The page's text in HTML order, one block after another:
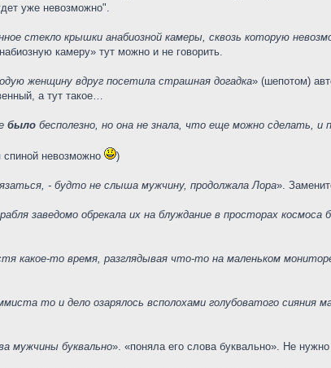
уже невозможно".
стекло крышки анабиозной камеры, сквозь которую
камеру» тут можно и не говорить.
женщину вдруг посетила страшная догадка» (шепотом)
а тут такое…
было бесполезно, но она не знала, что еще можно сделать, и
спиной невозможно )
- будто не слыша мужчину, продолжала Лора».
заведомо обрекала их на блуждание в просторах космоса
какое-то время, разглядывая что-то на маленьком
то и дело озарялось всполохами голубоватого сияния
мужчины буквально». «поняла его слова буквально». Не